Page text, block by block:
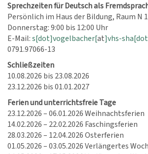
Sprechzeiten für Deutsch als
Persönlich im Haus der Bildung, Raum N
Donnerstag: 9:00 bis 12:00 Uhr
E-Mail:s[dot]vogelbacher[at]vhs-sha[dot
0791.97066-13
Schließzeiten
10.08.2026 bis 23.08.2026
23.12.2026 bis 01.01.2027
Ferien und unterrichtsfreie Tage
23.12.2026 – 06.01.2026 Weihnachtsferien
14.02.2026 – 22.02.2026 Faschingsferien
28.03.2026 – 12.04.2026 Osterferien
01.05.2026 – 03.05.2026 Verlängertes